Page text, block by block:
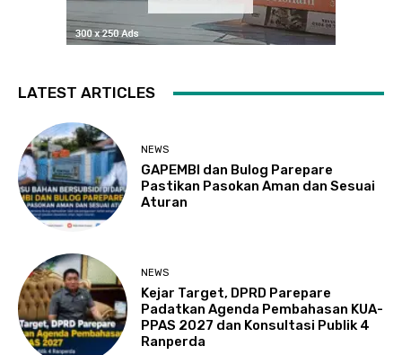
LATEST ARTICLES
NEWS
GAPEMBI dan Bulog Parepare
Pastikan Pasokan Aman dan Sesuai
Aturan
NEWS
Kejar Target, DPRD Parepare
Padatkan Agenda Pembahasan KUA-
PPAS 2027 dan Konsultasi Publik 4
Ranperda